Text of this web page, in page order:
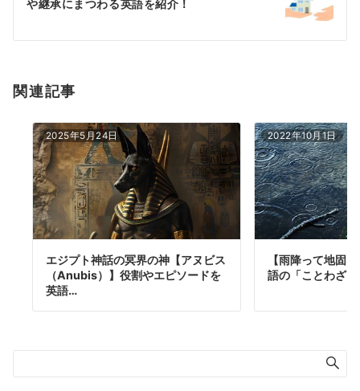
ン
や継承にまつわる英語を紹介！
関連記事
2025年5月24日
エジプト神話の冥界の神【アヌビス
（Anubis）】役割やエピソードを
英語…
2022年10月1日
【雨降って地固
語の「ことわざ